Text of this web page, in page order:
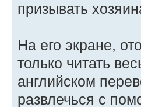
призывать
На его экране,
только читать
английском
развлечься с